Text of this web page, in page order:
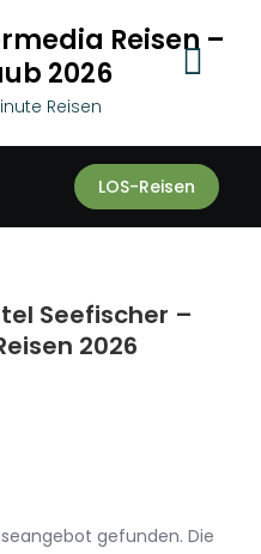
Reisen –
2026
Reisen
LOS-Reisen
Seefischer –
2026
gefunden. Die